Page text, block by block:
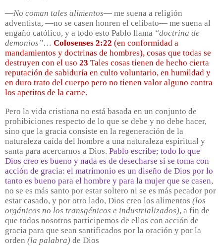
—No coman tales alimentos— me suena a religión
adventista, —no se casen honren el celibato— me suena al
engaño católico, y a todo esto Pablo llama “doctrina de
demonios”… Colosenses 2:22 (en conformidad a
mandamientos y doctrinas de hombres), cosas que todas se
destruyen con el uso 23 Tales cosas tienen de hecho cierta
reputación de sabiduría en culto voluntario, en humildad y
en duro trato del cuerpo pero no tienen valor alguno contra
los apetitos de la carne.
Pero la vida cristiana no está basada en un conjunto de
prohibiciones respecto de lo que se debe y no debe hacer,
sino que la gracia consiste en la regeneración de la
naturaleza caída del hombre a una naturaleza espiritual y
santa para acercarnos a Dios. Pablo escribe; todo lo que
Dios creo es bueno y nada es de desecharse si se toma con
acción de gracia: el matrimonio es un diseño de Dios por lo
tanto es bueno para el hombre y para la mujer que se casen,
no se es más santo por estar soltero ni se es más pecador por
estar casado, y por otro lado, Dios creo los alimentos (los
orgánicos no los transgénicos e industrializados), a fin de
que todos nosotros participemos de ellos con acción de
gracia para que sean santificados por la oración y por la
orden (la palabra) de Dios